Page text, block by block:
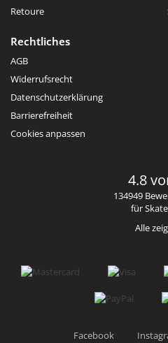
Retoure
Rechtliches
AGB
Widerrufsrecht
Datenschutzerklärung
Barrierefreiheit
Cookies anpassen
4.8
134949
für
Alle
Facebook